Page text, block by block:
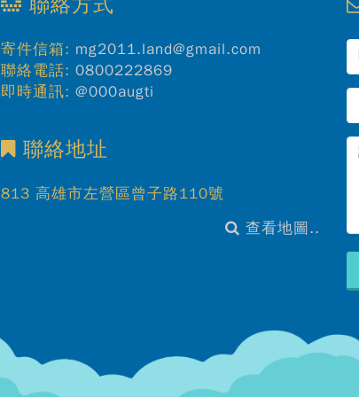
寄件信箱: mg2011.land@gmail.com
聯絡電話: 0800222869
即時通訊: @000augti
聯絡地址
813 高雄市左營區曾子路110號
查看地圖..